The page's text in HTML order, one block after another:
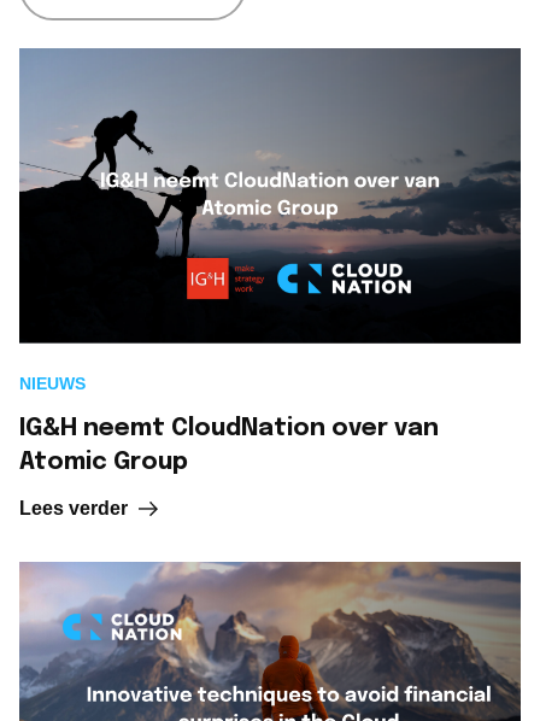
NIEUWS
IG&H neemt CloudNation over van
Atomic Group
Lees verder